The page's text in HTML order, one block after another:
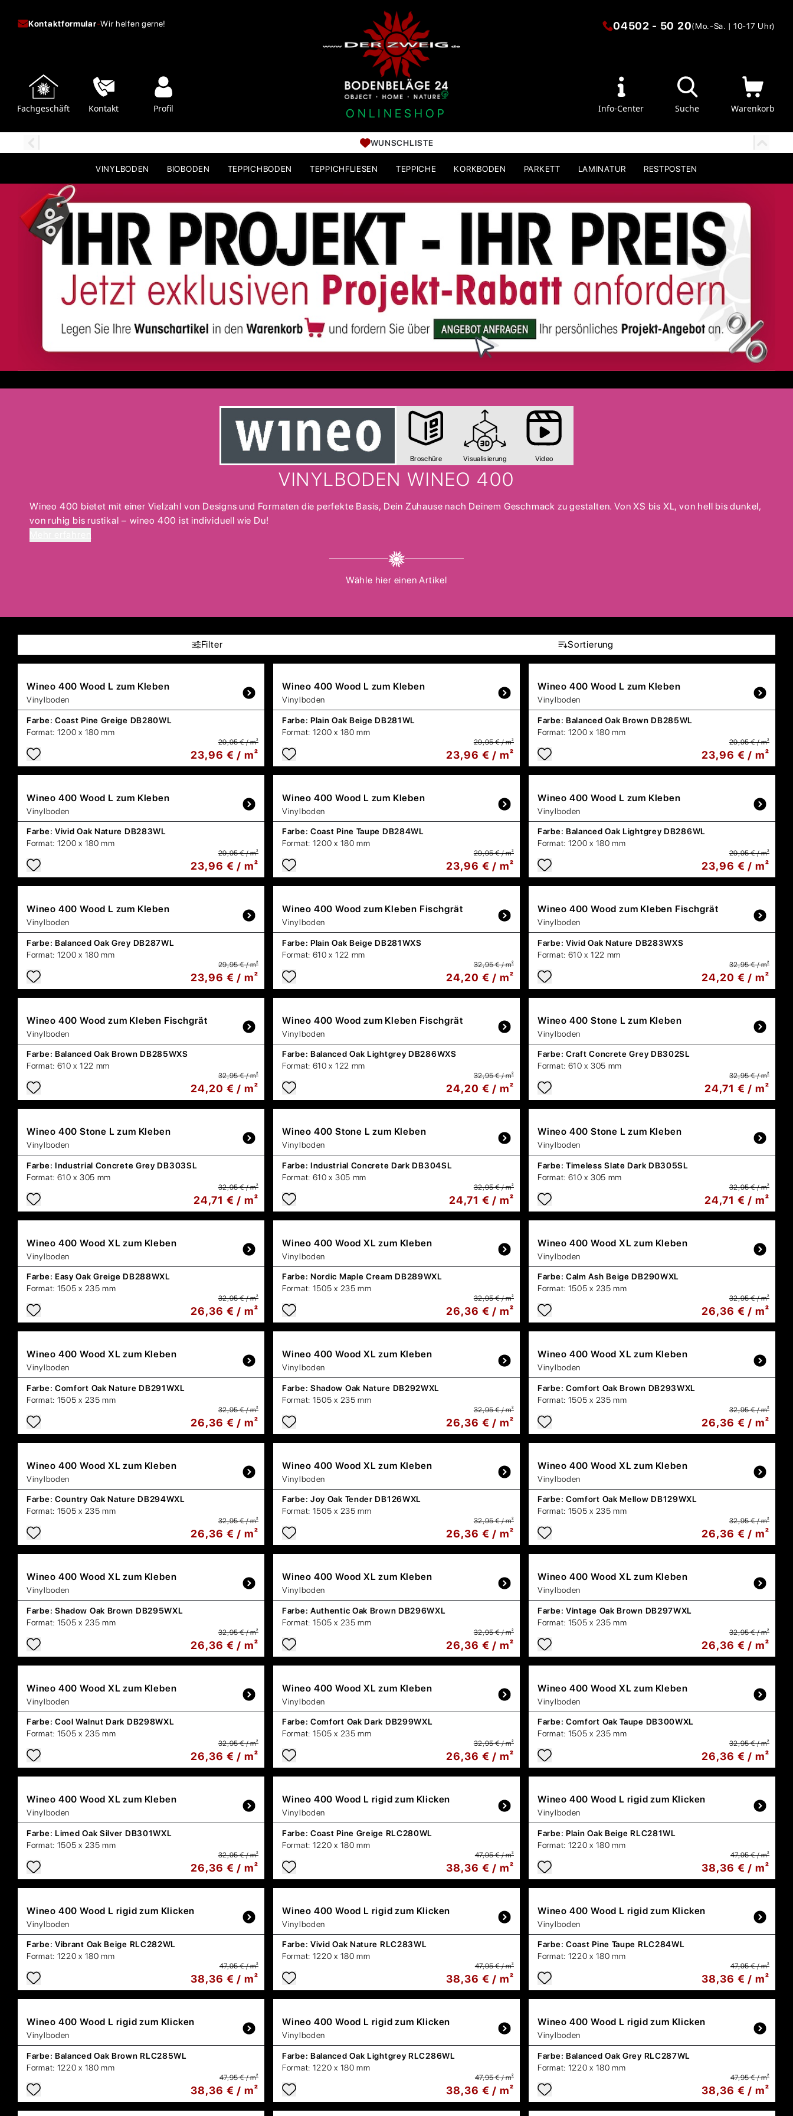
Kontaktformular-Wir helfen gerne!
Fachgeschäft Kontakt Profil ONLINESHOP
04502 - 50 20(Mo.-Sa. | 10-17 Uhr)
Info-Center Suche Warenkorb
WUNSCHLISTE
VINYLBODEN BIOBODEN TEPPICHBODEN TEPPICHFLIESEN TEPPICHE KORKBODEN PARKETT LAMINATUR RESTPOSTEN
Broschüre Visualisierung Video
VINYLBODEN WINEO 400
Wineo 400 bietet mit einer Vielzahl von Designs und Formaten die perfekte Basis, Dein Zuhause nach Deinem Geschmack zu gestalten. Von XS bis XL, von hell bis dunkel,
von ruhig bis rustikal − wineo 400 ist individuell wie Du!
Wähle hier einen Artikel
Filter Sortierung
Wineo 400 Wood L zum Kleben
Vinylboden
Farbe: Coast Pine Greige DB280WL
Format: 1200 x 180 mm
29,95 € / m²
23,96 € / m²
Wineo 400 Wood L zum Kleben
Vinylboden
Farbe: Plain Oak Beige DB281WL
Format: 1200 x 180 mm
29,95 € / m²
23,96 € / m²
Wineo 400 Wood L zum Kleben
Vinylboden
Farbe: Balanced Oak Brown DB285WL
Format: 1200 x 180 mm
29,95 € / m²
23,96 € / m²
Wineo 400 Wood L zum Kleben
Vinylboden
Farbe: Vivid Oak Nature DB283WL
Format: 1200 x 180 mm
29,95 € / m²
23,96 € / m²
Wineo 400 Wood L zum Kleben
Vinylboden
Farbe: Coast Pine Taupe DB284WL
Format: 1200 x 180 mm
29,95 € / m²
23,96 € / m²
Wineo 400 Wood L zum Kleben
Vinylboden
Farbe: Balanced Oak Lightgrey DB286WL
Format: 1200 x 180 mm
29,95 € / m²
23,96 € / m²
Wineo 400 Wood L zum Kleben
Vinylboden
Farbe: Balanced Oak Grey DB287WL
Format: 1200 x 180 mm
29,95 € / m²
23,96 € / m²
Wineo 400 Wood zum Kleben Fischgrät
Vinylboden
Farbe: Plain Oak Beige DB281WXS
Format: 610 x 122 mm
32,95 € / m²
24,20 € / m²
Wineo 400 Wood zum Kleben Fischgrät
Vinylboden
Farbe: Vivid Oak Nature DB283WXS
Format: 610 x 122 mm
32,95 € / m²
24,20 € / m²
Wineo 400 Wood zum Kleben Fischgrät
Vinylboden
Farbe: Balanced Oak Brown DB285WXS
Format: 610 x 122 mm
32,95 € / m²
24,20 € / m²
Wineo 400 Wood zum Kleben Fischgrät
Vinylboden
Farbe: Balanced Oak Lightgrey DB286WXS
Format: 610 x 122 mm
32,95 € / m²
24,20 € / m²
Wineo 400 Stone L zum Kleben
Vinylboden
Farbe: Craft Concrete Grey DB302SL
Format: 610 x 305 mm
32,95 € / m²
24,71 € / m²
Wineo 400 Stone L zum Kleben
Vinylboden
Farbe: Industrial Concrete Grey DB303SL
Format: 610 x 305 mm
32,95 € / m²
24,71 € / m²
Wineo 400 Stone L zum Kleben
Vinylboden
Farbe: Industrial Concrete Dark DB304SL
Format: 610 x 305 mm
32,95 € / m²
24,71 € / m²
Wineo 400 Stone L zum Kleben
Vinylboden
Farbe: Timeless Slate Dark DB305SL
Format: 610 x 305 mm
32,95 € / m²
24,71 € / m²
Wineo 400 Wood XL zum Kleben
Vinylboden
Farbe: Easy Oak Greige DB288WXL
Format: 1505 x 235 mm
32,95 € / m²
26,36 € / m²
Wineo 400 Wood XL zum Kleben
Vinylboden
Farbe: Nordic Maple Cream DB289WXL
Format: 1505 x 235 mm
32,95 € / m²
26,36 € / m²
Wineo 400 Wood XL zum Kleben
Vinylboden
Farbe: Calm Ash Beige DB290WXL
Format: 1505 x 235 mm
32,95 € / m²
26,36 € / m²
Wineo 400 Wood XL zum Kleben
Vinylboden
Farbe: Comfort Oak Nature DB291WXL
Format: 1505 x 235 mm
32,95 € / m²
26,36 € / m²
Wineo 400 Wood XL zum Kleben
Vinylboden
Farbe: Shadow Oak Nature DB292WXL
Format: 1505 x 235 mm
32,95 € / m²
26,36 € / m²
Wineo 400 Wood XL zum Kleben
Vinylboden
Farbe: Comfort Oak Brown DB293WXL
Format: 1505 x 235 mm
32,95 € / m²
26,36 € / m²
Wineo 400 Wood XL zum Kleben
Vinylboden
Farbe: Country Oak Nature DB294WXL
Format: 1505 x 235 mm
32,95 € / m²
26,36 € / m²
Wineo 400 Wood XL zum Kleben
Vinylboden
Farbe: Joy Oak Tender DB126WXL
Format: 1505 x 235 mm
32,95 € / m²
26,36 € / m²
Wineo 400 Wood XL zum Kleben
Vinylboden
Farbe: Comfort Oak Mellow DB129WXL
Format: 1505 x 235 mm
32,95 € / m²
26,36 € / m²
Wineo 400 Wood XL zum Kleben
Vinylboden
Farbe: Shadow Oak Brown DB295WXL
Format: 1505 x 235 mm
32,95 € / m²
26,36 € / m²
Wineo 400 Wood XL zum Kleben
Vinylboden
Farbe: Authentic Oak Brown DB296WXL
Format: 1505 x 235 mm
32,95 € / m²
26,36 € / m²
Wineo 400 Wood XL zum Kleben
Vinylboden
Farbe: Vintage Oak Brown DB297WXL
Format: 1505 x 235 mm
32,95 € / m²
26,36 € / m²
Wineo 400 Wood XL zum Kleben
Vinylboden
Farbe: Cool Walnut Dark DB298WXL
Format: 1505 x 235 mm
32,95 € / m²
26,36 € / m²
Wineo 400 Wood XL zum Kleben
Vinylboden
Farbe: Comfort Oak Dark DB299WXL
Format: 1505 x 235 mm
32,95 € / m²
26,36 € / m²
Wineo 400 Wood XL zum Kleben
Vinylboden
Farbe: Comfort Oak Taupe DB300WXL
Format: 1505 x 235 mm
32,95 € / m²
26,36 € / m²
Wineo 400 Wood XL zum Kleben
Vinylboden
Farbe: Limed Oak Silver DB301WXL
Format: 1505 x 235 mm
32,95 € / m²
26,36 € / m²
Wineo 400 Wood L rigid zum Klicken
Vinylboden
Farbe: Coast Pine Greige RLC280WL
Format: 1220 x 180 mm
47,95 € / m²
38,36 € / m²
Wineo 400 Wood L rigid zum Klicken
Vinylboden
Farbe: Plain Oak Beige RLC281WL
Format: 1220 x 180 mm
47,95 € / m²
38,36 € / m²
Wineo 400 Wood L rigid zum Klicken
Vinylboden
Farbe: Vibrant Oak Beige RLC282WL
Format: 1220 x 180 mm
47,95 € / m²
38,36 € / m²
Wineo 400 Wood L rigid zum Klicken
Vinylboden
Farbe: Vivid Oak Nature RLC283WL
Format: 1220 x 180 mm
47,95 € / m²
38,36 € / m²
Wineo 400 Wood L rigid zum Klicken
Vinylboden
Farbe: Coast Pine Taupe RLC284WL
Format: 1220 x 180 mm
47,95 € / m²
38,36 € / m²
Wineo 400 Wood L rigid zum Klicken
Vinylboden
Farbe: Balanced Oak Brown RLC285WL
Format: 1220 x 180 mm
47,95 € / m²
38,36 € / m²
Wineo 400 Wood L rigid zum Klicken
Vinylboden
Farbe: Balanced Oak Lightgrey RLC286WL
Format: 1220 x 180 mm
47,95 € / m²
38,36 € / m²
Wineo 400 Wood L rigid zum Klicken
Vinylboden
Farbe: Balanced Oak Grey RLC287WL
Format: 1220 x 180 mm
47,95 € / m²
38,36 € / m²